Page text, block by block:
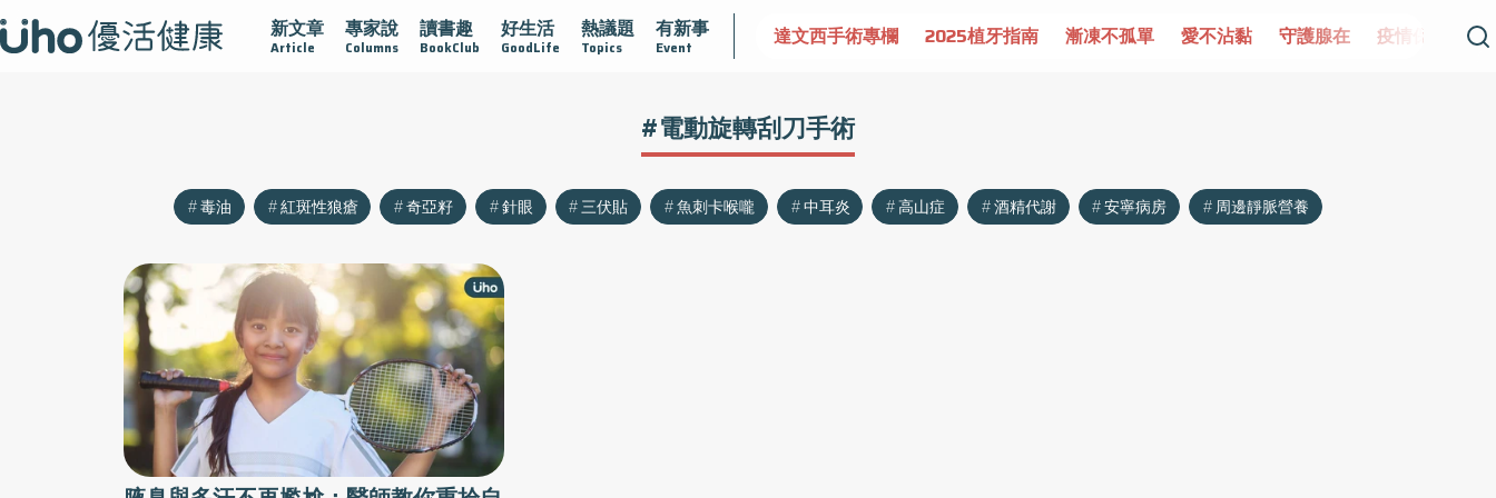
新文章
Article
專家說
Columns
讀書趣
BookClub
好生活
GoodLife
熱議題
Topics
有新事
Event
黏 守護腺在 疫情保衛戰 再生醫學 愛的未來視 認識攝護腺肥大 守護骨骼健康 達文西手術專欄 2025植牙指南 漸凍不孤單 愛不沾黏 守護腺在 疫情保衛戰
#電動旋轉刮刀手術
毒油 紅斑性狼瘡 奇亞籽 針眼 三伏貼 魚刺卡喉嚨 中耳炎 高山症 酒精代謝 安寧病房 周邊靜脈營養